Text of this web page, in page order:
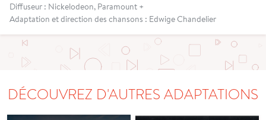
Diffuseur : Nickelodeon, Paramount +
Adaptation et direction des chansons : Edwige Chandelier
DÉCOUVREZ D'AUTRES ADAPTATIONS